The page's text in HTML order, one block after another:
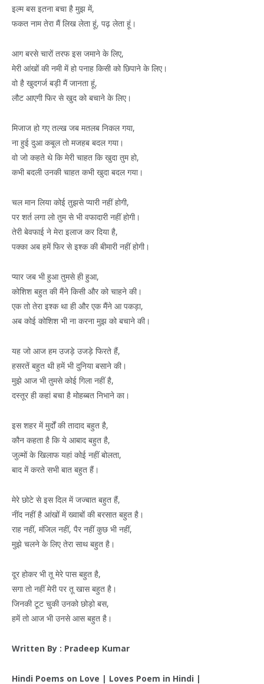
इल्म बस इतना बचा है मुझ में,
फकत नाम तेरा मैं लिख लेता हूं, पढ़ लेता हूं।
आग बरसे चारों तरफ इस जमाने के लिए,
मेरी आंखों की नमी में हो पनाह किसी को छिपाने के लिए।
वो है खुदगर्ज बड़ी मैं जानता हूं,
लौट आएगी फिर से खुद को बचाने के लिए।
मिजाज हो गए तल्ख जब मतलब निकल गया,
ना हुई दुआ कबूल तो मजहब बदल गया।
वो जो कहते थे कि मेरी चाहत कि खुदा तुम हो,
कभी बदली उनकी चाहत कभी खुदा बदल गया।
चल मान लिया कोई तुझसे प्यारी नहीं होगी,
पर शर्त लगा लो तुम से भी वफादारी नहीं होगी।
तेरी बेवफाई ने मेरा इलाज कर दिया है,
पक्का अब हमें फिर से इश्क की बीमारी नहीं होगी।
प्यार जब भी हुआ तुमसे ही हुआ,
कोशिश बहुत की मैंने किसी और को चाहने की।
एक तो तेरा इश्क था ही और एक मैंने आ पकड़ा,
अब कोई कोशिश भी ना करना मुझ को बचाने की।
यह जो आज हम उजड़े उजड़े फिरते हैं,
हसरतें बहुत थी हमें भी दुनिया बसाने की।
मुझे आज भी तुमसे कोई गिला नहीं है,
दस्तूर ही कहां बचा है मोहब्बत निभाने का।
इस शहर में मुर्दों की तादाद बहुत है,
कौन कहता है कि ये आबाद बहुत है,
जुल्मों के खिलाफ यहां कोई नहीं बोलता,
बाद में करते सभी बात बहुत हैं।
मेरे छोटे से इस दिल में जज्बात बहुत हैं,
नींद नहीं है आंखों में ख्वाबों की बरसात बहुत है।
राह नहीं, मंजिल नहीं, पैर नहीं कुछ भी नहीं,
मुझे चलने के लिए तेरा साथ बहुत है।
दूर होकर भी तू मेरे पास बहुत है,
सगा तो नहीं मेरी पर तू खास बहुत है।
जिनकी टूट चुकी उनको छोड़ो बस,
हमें तो आज भी उनसे आस बहुत है।
Written By : Pradeep Kumar
Hindi Poems on Love | Loves Poem in Hindi |